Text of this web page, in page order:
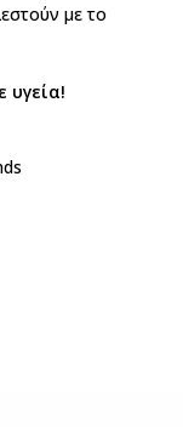
με το
υγεία!